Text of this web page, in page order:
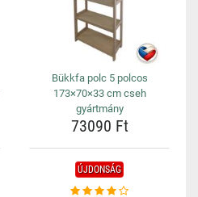
Bükkfa polc 5 polcos
173×70×33 cm cseh
gyártmány
73090 Ft
ÚJDONSÁG